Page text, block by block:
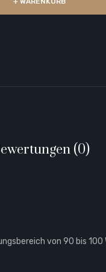
(0)
von 90 bis 100